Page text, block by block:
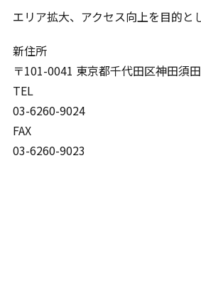
エリア拡大、アクセス向上を目的と
新住所
〒101-0041 東京都千代田区神田須
TEL
03-6260-9024
FAX
03-6260-9023